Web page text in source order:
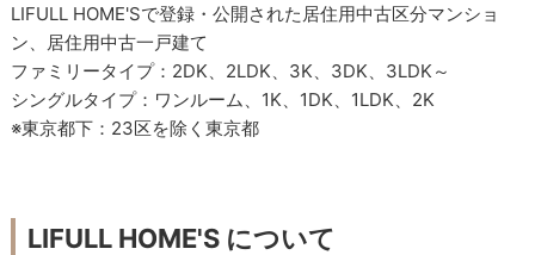
LIFULL HOME'Sで登録・公開された居住用中古区分マンショ
ン、居住用中古一戸建て
ファミリータイプ：2DK、2LDK、3K、3DK、3LDK～
シングルタイプ：ワンルーム、1K、1DK、1LDK、2K
※東京都下：23区を除く東京都
LIFULL HOME'S について